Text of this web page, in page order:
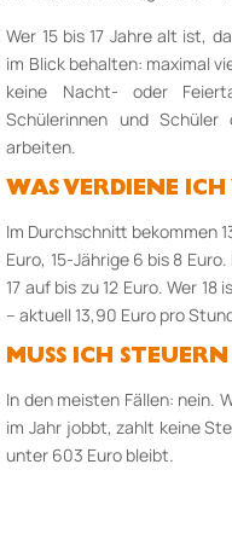
Wer 15 bis 17 Jahre alt ist,
im Blick behalten: maximal
keine Nacht- oder
Schülerinnen und
arbeiten.
WAS VERDIENE
Im Durchschnitt bekommen
Euro, 15-Jährige 6 bis 8
17 auf bis zu 12 Euro. Wer
– aktuell 13,90 Euro pro
MUSS ICH
In den meisten Fällen: nein.
im Jahr jobbt, zahlt keine
unter 603 Euro bleibt.